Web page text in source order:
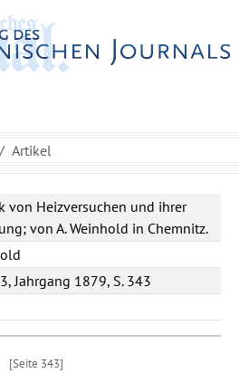
Artikel
von Heizversuchen und ihrer
von A. Weinhold in Chemnitz.
Jahrgang 1879, S. 343